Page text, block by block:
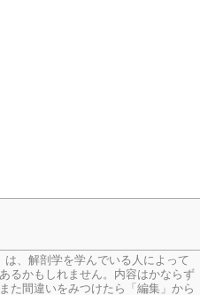
、解剖学を学んでいる人によって
るかもしれません。内容はかならず
また間違いをみつけたら「編集」から